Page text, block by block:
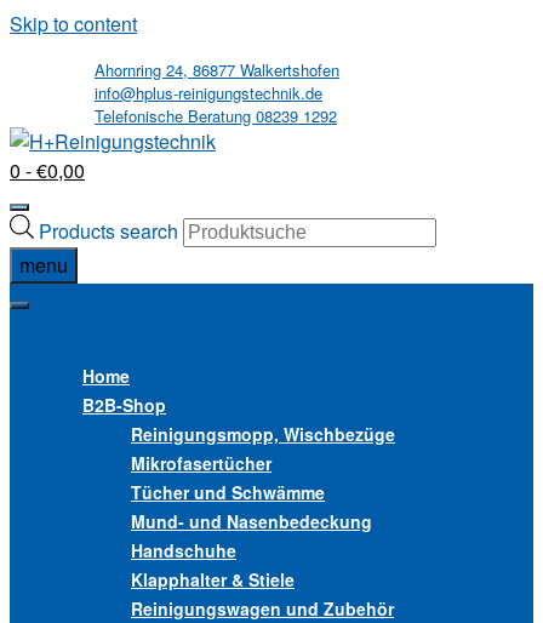
Skip to content
Ahornring 24, 86877 Walkertshofen
info@hplus-reinigungstechnik.de
Telefonische Beratung 08239 1292
0 - €0,00
Products search
menu
Home
B2B-Shop
Reinigungsmopp, Wischbezüge
Mikrofasertücher
Tücher und Schwämme
Mund- und Nasenbedeckung
Handschuhe
Klapphalter & Stiele
Reinigungswagen und Zubehör